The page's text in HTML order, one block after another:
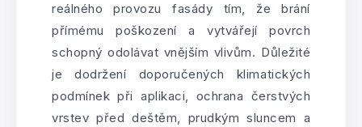
reálného provozu fasády tím, že brání
přímému poškození a vytvářejí povrch
schopný odolávat vnějším vlivům. Důležité
je dodržení doporučených klimatických
podmínek při aplikaci, ochrana čerstvých
vrstev před deštěm, prudkým sluncem a